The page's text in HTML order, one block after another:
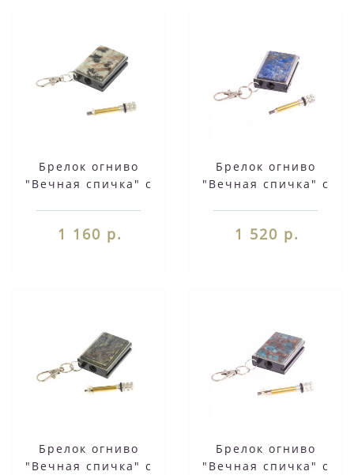
Брелок огниво
"Вечная спичка" с
кварц 127801
1 160 р.
Брелок огниво
"Вечная спичка" с
2,8х1,3х5 см 126691
1 520 р.
Брелок огниво
"Вечная спичка" с
Брелок огниво
"Вечная спичка" с